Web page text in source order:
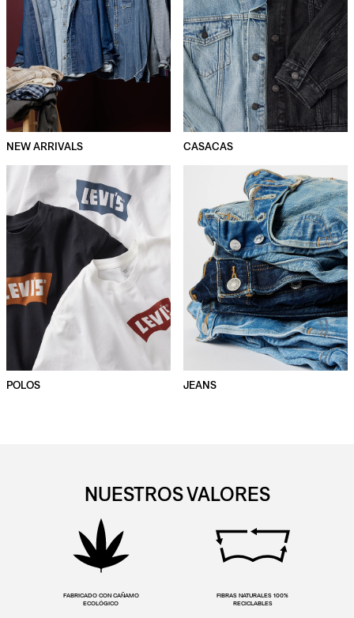
NEW ARRIVALS CASACAS
POLOS JEANS
NUESTROS VALORES
FABRICADO CON CAÑAMO
ECOLÓGICO
FIBRAS NATURALES 100%
RECICLABLES